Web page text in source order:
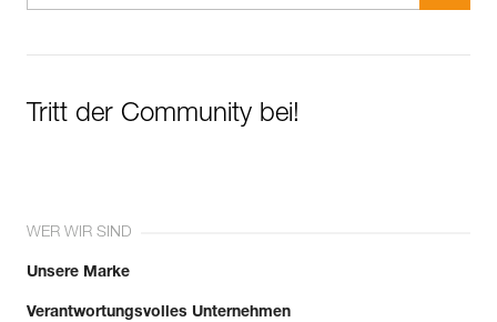
Tritt der Community bei!
WER WIR SIND
Unsere Marke
Verantwortungsvolles Unternehmen